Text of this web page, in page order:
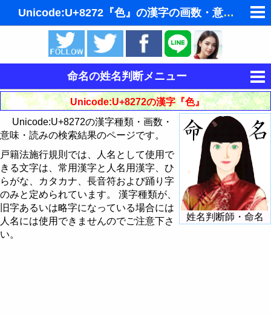
Unicode:U+8272『色』の漢字の画数・意味・読み
ゆめの夢占い
人気の夢占い
東洋・西洋占星術
ホラリー占星術
手相占いで未来診断
タロットカードで無料占い
飛星派風水で住宅開運
男と女の心理学と心理テスト
命名の姓名判断メニュー
運命を決める姓名
姓名判断
姓名判断で相性占い
読みから漢字を探す
意味から漢字を探す
画数から漢字・文字を探す
Unicode:U+8272の漢字『色』
姓名判断師・命名
Unicode:U+8272の漢字種類・画数・
意味・読みの検索結果のページです。
戸籍法施行規則では、人名として使用で
きる文字は、常用漢字と人名用漢字、ひ
らがな、カタカナ、長音符および踊り字
のみと定められています。 漢字種類が、
旧字あるいは略字になっている場合には
人名には使用できませんのでご注意下さ
い。